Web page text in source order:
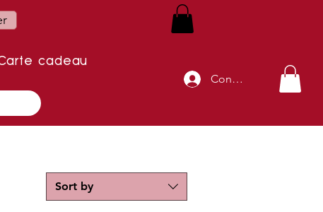
Sort by
cadeau
Connexion